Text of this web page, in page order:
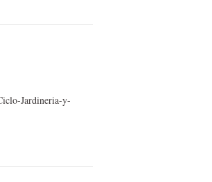
Jardineria-y-